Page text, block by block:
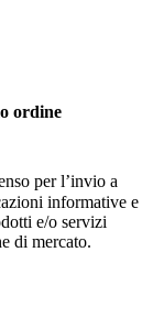
ordine
per l’invio a
informative e
e/o servizi
di mercato.